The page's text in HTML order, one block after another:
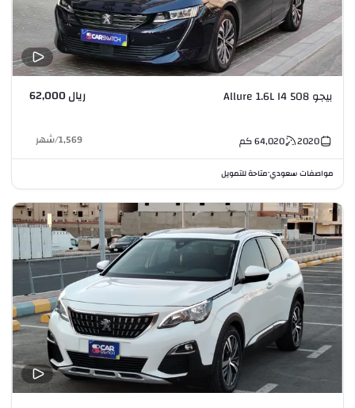
بيجو 508 Allure 1.6L I4 ريال 62,000
2020
64,020كم 1,569
/شهر
مواصفات سعودي•متاحة للتمويل